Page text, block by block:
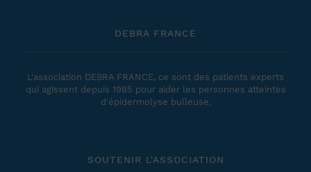
DEBRA FRANCE
L'association DEBRA FRANCE, ce sont des patients experts
qui agissent depuis 1985 pour aider les personnes atteintes
d'épidermolyse bulleuse.
SOUTENIR L'ASSOCIATION